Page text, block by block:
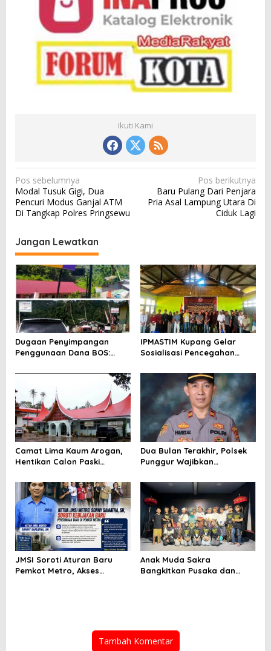
Ikuti Kami
N
a
v
g
a
s
i
p
o
s
Pos sebelumnya
Modal Tusuk Gigi, Dua
Pencuri Modus Ganjal ATM
Di Tangkap Polres Pringsewu
Pos berikutnya
Baru Pulang Dari Penjara
Pria Asal Lampung Utara Di
Ciduk Lagi
Jangan Lewatkan
Dugaan Penyimpangan
Penggunaan Dana BOS:
Dan Pengembalian Kerugian
IPMASTIM Kupang Gelar
Sosialisasi Pencegahan
KDRT di Desa Kondamara
Camat Lima Kaum Arogan,
Hentikan Calon Paski
Anak Drop”
Dua Bulan Terakhir, Polsek
Punggur Wajibkan
Helm Saat Masuk Mapolsek
JMSI Soroti Aturan Baru
Pemkot Metro, Akses
Anak Muda Sakra
Bangkitkan Pusaka dan
Tambah Komentar